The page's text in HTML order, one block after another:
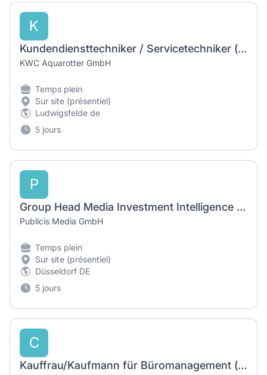
K
Kundendiensttechniker / Servicetechniker (m/w/d) Sanitär- und Elektrotechnik
KWC Aquarotter GmbH
Temps plein
Sur site (présentiel)
Ludwigsfelde de
5 jours
P
Group Head Media Investment Intelligence (all genders)
Publicis Media GmbH
Temps plein
Sur site (présentiel)
Düsseldorf DE
5 jours
C
Kauffrau/Kaufmann für Büromanagement (m/w/d) VZ